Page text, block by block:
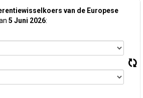
van de Europese
5 Juni 2026: